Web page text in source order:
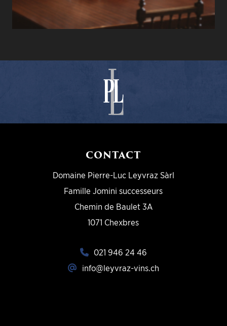
CONTACT
Domaine Pierre-Luc Leyvraz Sàrl
Famille Jomini successeurs
Chemin de Baulet 3A
1071 Chexbres
021 946 24 46
info@leyvraz-vins.ch